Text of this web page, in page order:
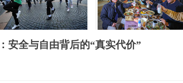
安全与自由背后的“真实代价”